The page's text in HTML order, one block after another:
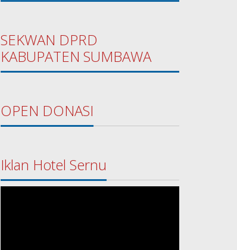
SEKWAN DPRD
KABUPATEN SUMBAWA
OPEN DONASI
Iklan Hotel Sernu